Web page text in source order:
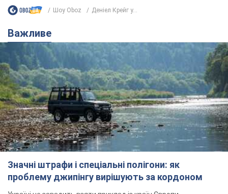
Значні штрафи і спеціальні полігони: як
проблему джипінгу вирішують за кордоном
Україні не завадить взяти приклад із країн Європи
8.08.2026 05:10 2,7 т.
На Прикарпатті після аномальної
спеки пройшла потужна злива:
дороги перетворились на річки.
Відео
Негода накрила Івано-Франківщину та